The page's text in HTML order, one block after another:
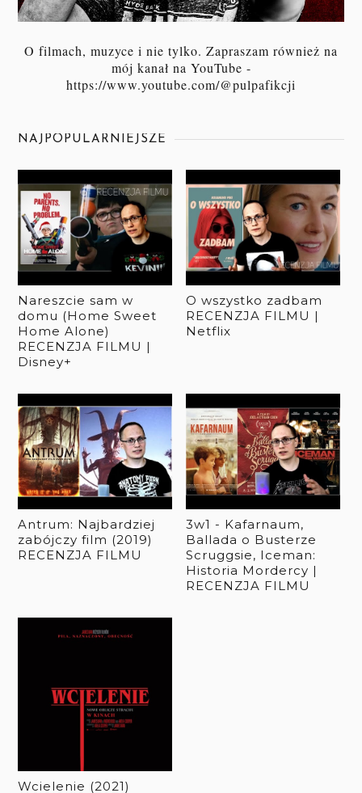
O filmach, muzyce i nie tylko. Zapraszam również na
mój kanał na YouTube -
https://www.youtube.com/@pulpafikcji
NAJPOPULARNIEJSZE
Nareszcie sam w
domu (Home Sweet
Home Alone)
RECENZJA FILMU |
Disney+
O wszystko zadbam
RECENZJA FILMU |
Netflix
Antrum: Najbardziej
zabójczy film (2019)
RECENZJA FILMU
3w1 - Kafarnaum,
Ballada o Busterze
Scruggsie, Iceman:
Historia Mordercy |
RECENZJA FILMU
Wcielenie (2021)